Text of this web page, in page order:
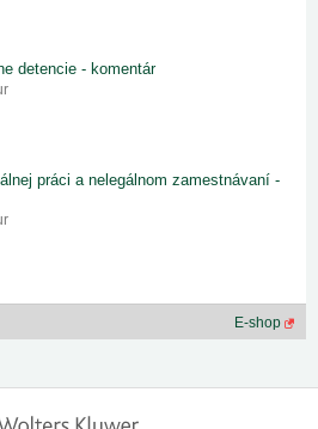
detencie - komentár
práci a nelegálnom zamestnávaní -
E-shop